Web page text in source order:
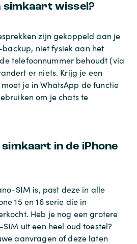
simkaart wissel?
zijn gekoppeld aan je
niet fysiek aan het
telefoonnummer behoudt (via
er niets. Krijg je een
je in WhatsApp de functie
om je chats te
simkaart in de iPhone
SIM is, past deze in alle
15 en 16 serie die in
Heb je nog een grotere
uit een heel oud toestel?
aanvragen of deze laten